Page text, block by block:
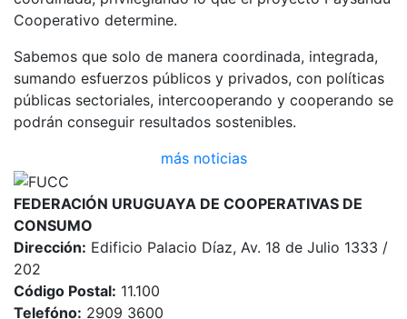
Cooperativo determine.
Sabemos que solo de manera coordinada, integrada,
sumando esfuerzos públicos y privados, con políticas
públicas sectoriales, intercooperando y cooperando se
podrán conseguir resultados sostenibles.
más noticias
FEDERACIÓN URUGUAYA DE COOPERATIVAS DE
CONSUMO
Dirección: Edificio Palacio Díaz, Av. 18 de Julio 1333 /
202
Código Postal: 11.100
Telefóno: 2909 3600